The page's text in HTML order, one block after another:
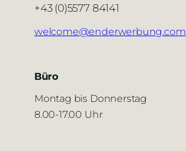
+43 (0)5577 84141
welcome@enderwerbung.com
Büro
Montag bis Donnerstag
8.00-17.00 Uhr